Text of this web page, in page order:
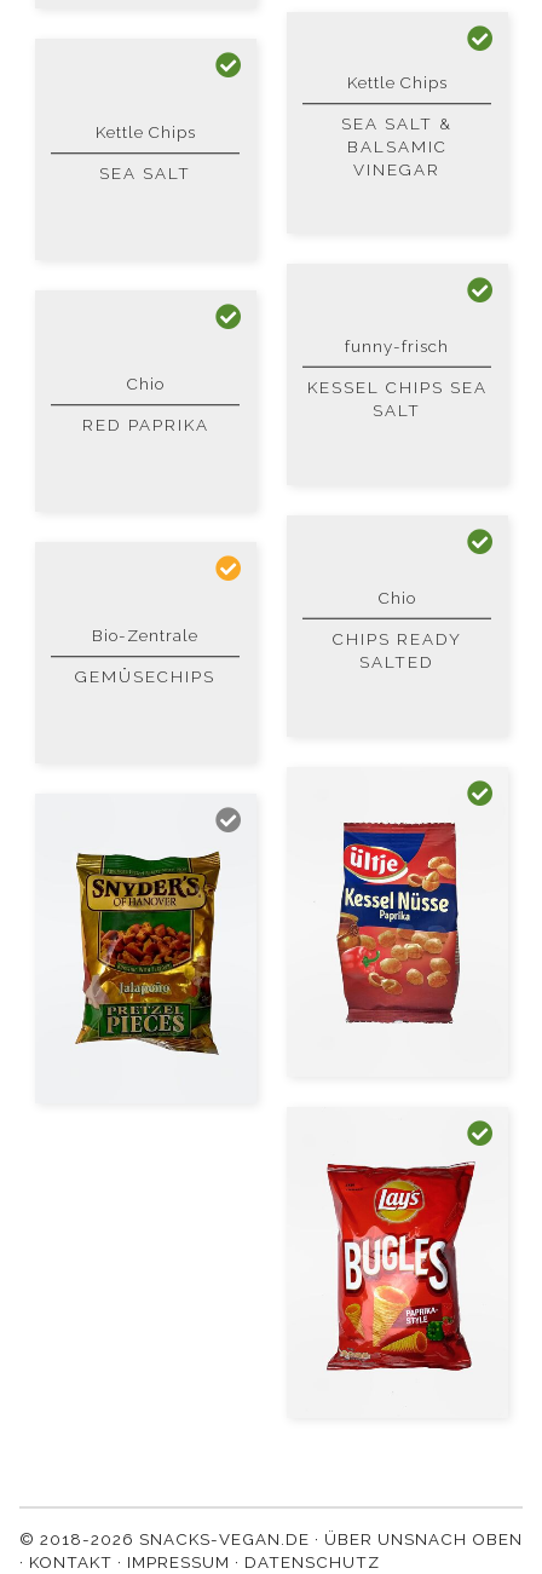
Kettle Chips
SEA SALT &
BALSAMIC
VINEGAR
Kettle Chips
SEA SALT
funny-frisch
KESSEL CHIPS SEA
SALT
Chio
RED PAPRIKA
Chio
CHIPS READY
SALTED
Bio-Zentrale
GEMÜSECHIPS
NACH OBEN
© 2018-2026 SNACKS-VEGAN.DE · ÜBER UNS
· KONTAKT · IMPRESSUM · DATENSCHUTZ